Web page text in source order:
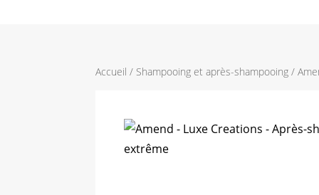
Accueil / Shampooing et après-shampooing /